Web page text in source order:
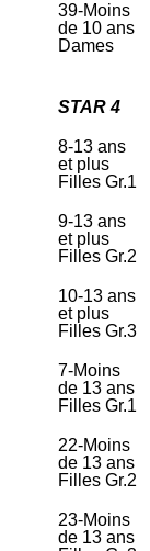
39-Moins
de 10 ans
Dames
STAR 4
8-13 ans
et plus
Filles Gr.1
9-13 ans
et plus
Filles Gr.2
10-13 ans
et plus
Filles Gr.3
7-Moins
de 13 ans
Filles Gr.1
22-Moins
de 13 ans
Filles Gr.2
23-Moins
de 13 ans